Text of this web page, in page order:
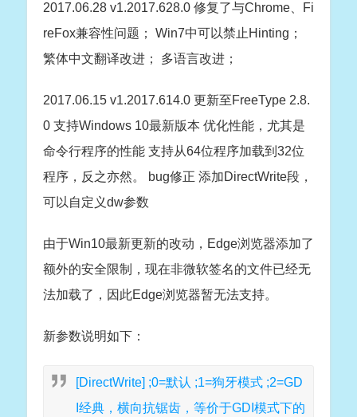
2017.06.28 v1.2017.628.0 修复了与Chrome、Fi
reFox兼容性问题； Win7中可以禁止Hinting；
繁体中文翻译改进； 多语言改进；
2017.06.15 v1.2017.614.0 更新至FreeType 2.8.
0 支持Windows 10最新版本 优化性能，尤其是
命令行程序的性能 支持从64位程序加载到32位
程序，反之亦然。 bug修正 添加DirectWrite段，
可以自定义dw参数
由于Win10最新更新的改动，Edge浏览器添加了
额外的安全限制，现在非微软签名的文件已经无
法加载了，因此Edge浏览器暂无法支持。
新参数说明如下：
[DirectWrite] ;0=默认 ;1=狗牙模式 ;2=GD
I经典，横向抗锯齿，等价于GDI模式下的